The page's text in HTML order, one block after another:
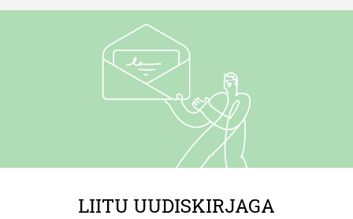
LIITU UUDISKIRJAGA